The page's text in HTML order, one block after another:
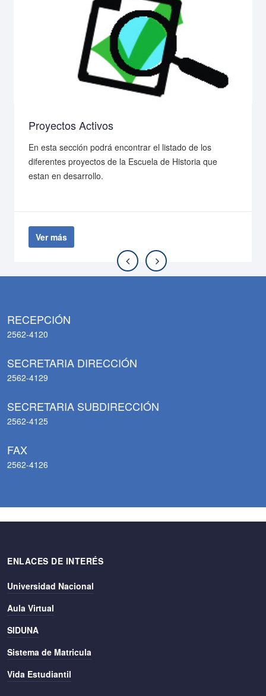
Proyectos Activos
En esta sección podrá encontrar el listado de los
diferentes proyectos de la Escuela de Historia que
estan en desarrollo.
Ver más
RECEPCIÓN
2562-4120
SECRETARIA DIRECCIÓN
2562-4129
SECRETARIA SUBDIRECCIÓN
2562-4125
FAX
2562-4126
ENLACES DE INTERÉS
Universidad Nacional
Aula Virtual
SIDUNA
Sistema de Matricula
Vida Estudiantil